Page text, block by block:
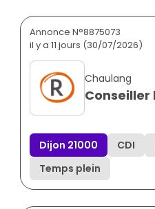
Annonce N°8875073
il y a 11 jours (30/07/2026)
Chaulang
Dijon 21000 CDI
Temps plein